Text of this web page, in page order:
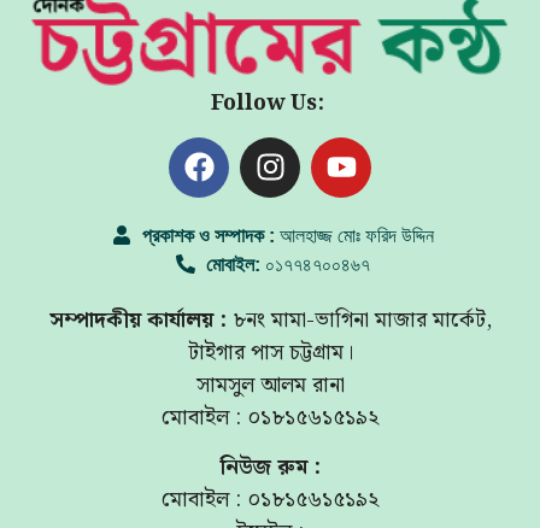
Follow Us:
প্রকাশক ও সম্পাদক : আলহাজ্জ মোঃ ফরিদ উদ্দিন
মোবাইল: ০১৭৭৪৭০০৪৬৭
সম্পাদকীয় কার্যালয় : ৮নং মামা-ভাগিনা মাজার মার্কেট,
টাইগার পাস চট্টগ্রাম।
সামসুল আলম রানা
মোবাইল : ০১৮১৫৬১৫১৯২
নিউজ রুম :
মোবাইল : ০১৮১৫৬১৫১৯২